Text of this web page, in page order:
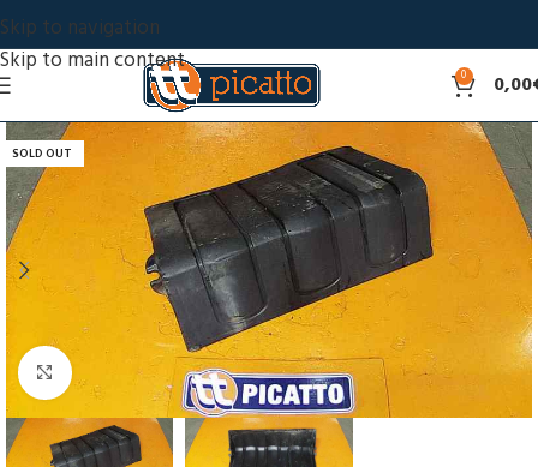
Skip to navigation
Skip to main content
0 0,00
SOLD OUT
Click to enlarge